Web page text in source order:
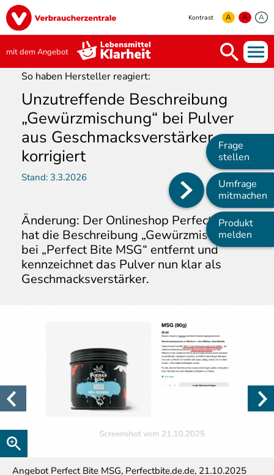
Direkt
zum
Inhalt
Image
Kontrast A A A
mit dem Angebot
Main
navigation
Frage
stellen
Umfrage
mitmachen
Produkt
melden
So haben Hersteller reagiert:
Unzutreffende Beschreibung
„Gewürzmischung“ bei Pulver
aus Geschmacksverstärker
korrigiert
Stand: 3.3.2026
Änderung: Der Onlineshop Perfectbite.de
hat die Beschreibung „Gewürzmischung“
bei „Perfect Bite MSG“ entfernt und
kennzeichnet das Pulver nun klar als
Geschmacksverstärker.
Angebot Perfect Bite MSG, Perfectbite.de.de, 21.10.2025